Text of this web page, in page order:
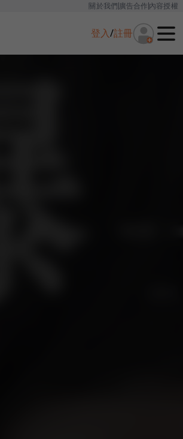
關於我們廣告合作內容授權
登入/註冊